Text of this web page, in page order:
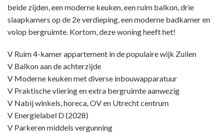
beide zijden, een moderne keuken, een ruim balkon, drie
slaapkamers op de 2e verdieping, een moderne badkamer en
volop bergruimte. Kortom, deze woning heeft het!
V Ruim 4-kamer appartement in de populaire wijk Zuilen
V Balkon aan de achterzijde
V Moderne keuken met diverse inbouwapparatuur
V Praktische vliering en extra bergruimte aanwezig
V Nabij winkels, horeca, OV en Utrecht centrum
V Energielabel D (2028)
V Parkeren middels vergunning